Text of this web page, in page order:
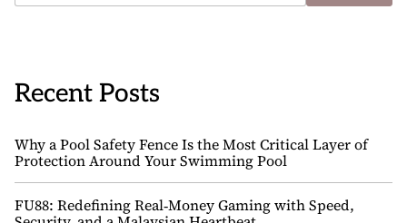
Recent Posts
Why a Pool Safety Fence Is the Most Critical Layer of
Protection Around Your Swimming Pool
FU88: Redefining Real‑Money Gaming with Speed,